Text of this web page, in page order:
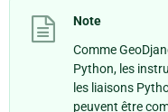
Note
Comme
Python, les
les liaisons
peuvent être